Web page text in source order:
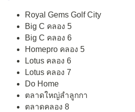
Royal Gems Golf City
Big C คลอง 5
Big C คลอง 6
Homepro คลอง 5
Lotus คลอง 6
Lotus คลอง 7
Do Home
ตลาดใหญ่ลำลูกกา
ตลาดคลอง 8